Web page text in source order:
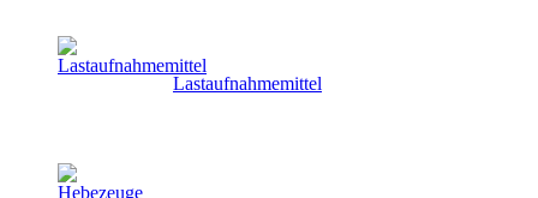
Lastaufnahmemittel